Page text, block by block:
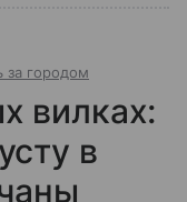
за городом
вилках:
в